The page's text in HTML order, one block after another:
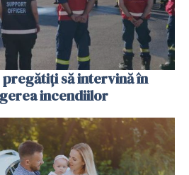
să intervină în
incendiilor